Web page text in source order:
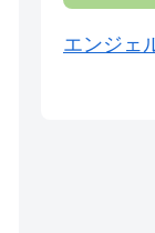
エンジェ